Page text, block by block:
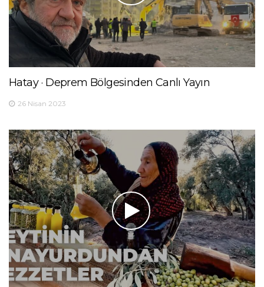
Hatay · Deprem Bölgesinden Canlı Yayın
26 Nisan 2023